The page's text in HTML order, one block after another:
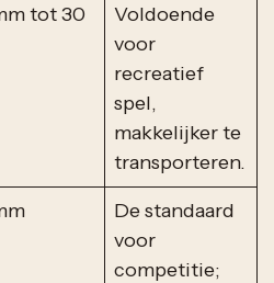
tot 30
Voldoende
voor
recreatief
spel,
makkelijker te
transporteren.
De standaard
voor
competitie;